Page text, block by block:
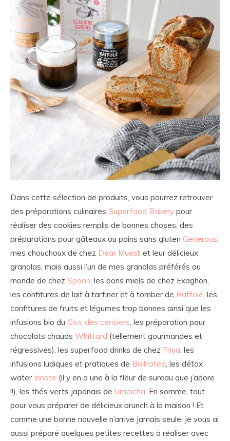
Dans cette sélection de produits, vous pourrez retrouver
des préparations culinaires Superfood Bakery pour
réaliser des cookies remplis de bonnes choses, des
préparations pour gâteaux ou pains sans gluten Generous
mes chouchoux de chez Dear Muesli et leur délicieux
granolas, mais aussi l’un de mes granolas préférés au
monde de chez Spoon , les bons miels de chez Exaghon,
les confitures de lait à tartiner et à tomber de Raffolé , les
confitures de fruits et légumes trop bonnes ainsi que les
infusions bio du Clos des cerisiers , les préparation pour
chocolats chauds Whittard (tellement gourmandes et
régressives), les superfood drinks de chez Friya , les
infusions ludiques et pratiques de Bistrotea , les détox
water Innate (il y en a une à la fleur de sureau que j’adore
!!), les thés verts japonais de Umaicha . En somme, tout
pour vous préparer de délicieux brunch à la maison ! Et
comme une bonne nouvelle n’arrive jamais seule, je vous ai
aussi préparé quelques petites recettes à réaliser avec